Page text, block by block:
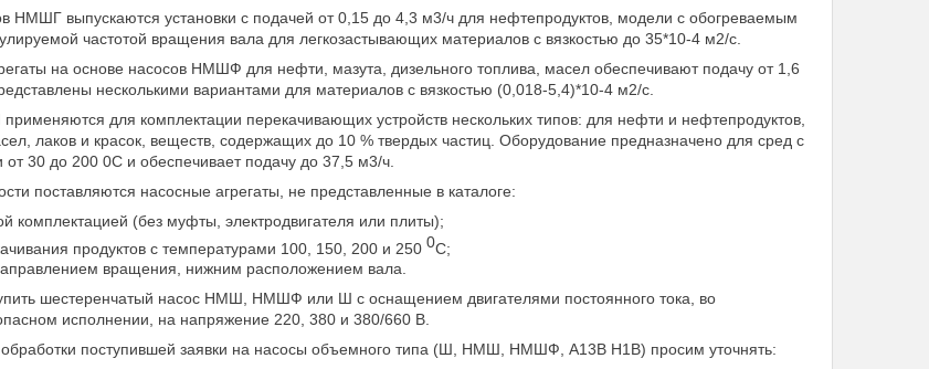
НМШГ выпускаются установки с подачей от 0,15 до 4,3 м3/ч для нефтепродуктов, модели с обогреваемым
частотой вращения вала для легкозастывающих материалов с вязкостью до 35*10-4 м2/с.
на основе насосов НМШФ для нефти, мазута, дизельного топлива, масел обеспечивают подачу от 1,6
несколькими вариантами для материалов с вязкостью (0,018-5,4)*10-4 м2/с.
для комплектации перекачивающих устройств нескольких типов: для нефти и нефтепродуктов,
лаков и красок, веществ, содержащих до 10 % твердых частиц. Оборудование предназначено для сред с
от 30 до 200 0С и обеспечивает подачу до 37,5 м3/ч.
поставляются насосные агрегаты, не представленные в каталоге:
комплектацией (без муфты, электродвигателя или плиты);
продуктов с температурами 100, 150, 200 и 250 0С;
вращения, нижним расположением вала.
шестеренчатый насос НМШ, НМШФ или Ш с оснащением двигателями постоянного тока, во
исполнении, на напряжение 220, 380 и 380/660 В.
обработки поступившей заявки на насосы объемного типа (Ш, НМШ, НМШФ, А13В Н1В) просим уточнять: